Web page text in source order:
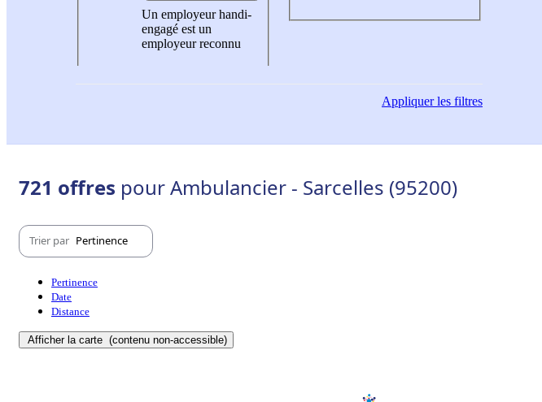
Un employeur handi-
engagé est un
employeur reconnu
Appliquerles filtres
721 offres pour Ambulancier - Sarcelles (95200)
Trier par Pertinence
Pertinence
Date
Distance
Afficher la carte (contenu non-accessible)